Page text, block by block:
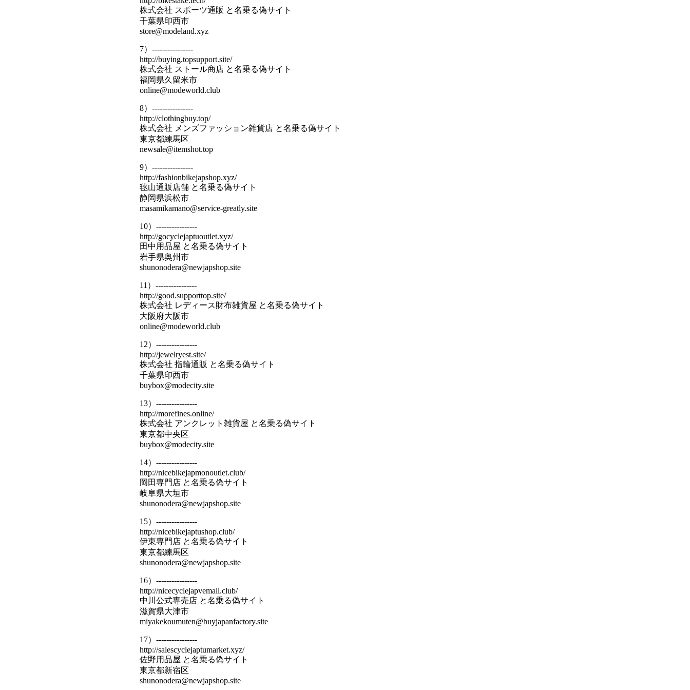
株式会社 スポーツ通販 と名乗る偽サイト
千葉県印西市
store@modeland.xyz
7）----------------
http://buying.topsupport.site/
株式会社 ストール商店 と名乗る偽サイト
福岡県久留米市
online@modeworld.club
8）----------------
http://clothingbuy.top/
株式会社 メンズファッション雑貨店 と名乗る偽サイト
東京都練馬区
newsale@itemshot.top
9）----------------
http://fashionbikejapshop.xyz/
毬山通販店舗 と名乗る偽サイト
静岡県浜松市
masamikamano@service-greatly.site
10）----------------
http://gocyclejaptuoutlet.xyz/
田中用品屋 と名乗る偽サイト
岩手県奥州市
shunonodera@newjapshop.site
11）----------------
http://good.supporttop.site/
株式会社 レディース財布雑貨屋 と名乗る偽サイト
大阪府大阪市
online@modeworld.club
12）----------------
http://jewelryest.site/
株式会社 指輪通販 と名乗る偽サイト
千葉県印西市
buybox@modecity.site
13）----------------
http://morefines.online/
株式会社 アンクレット雑貨屋 と名乗る偽サイト
東京都中央区
buybox@modecity.site
14）----------------
http://nicebikejapmonoutlet.club/
岡田専門店 と名乗る偽サイト
岐阜県大垣市
shunonodera@newjapshop.site
15）----------------
http://nicebikejaptushop.club/
伊東専門店 と名乗る偽サイト
東京都練馬区
shunonodera@newjapshop.site
16）----------------
http://nicecyclejapvemall.club/
中川公式専売店 と名乗る偽サイト
滋賀県大津市
miyakekoumuten@buyjapanfactory.site
17）----------------
http://salescyclejaptumarket.xyz/
佐野用品屋 と名乗る偽サイト
東京都新宿区
shunonodera@newjapshop.site